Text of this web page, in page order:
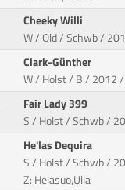
Cheeky Willi
W / Old / Schwb /
Clark-Günther
W / Holst / B / 2012 /
Fair Lady 399
S / Holst / Schwb /
He'las Dequira
S / Holst / Schwb /
Z: Helasuo,Ulla